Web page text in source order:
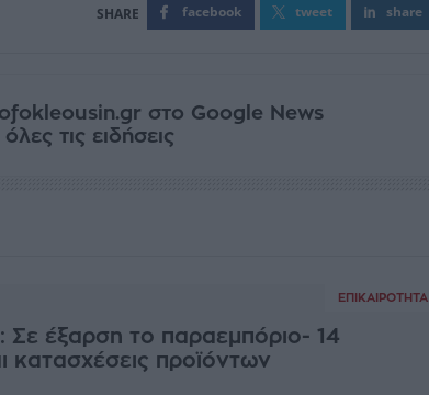
facebook tweet share
στο Google News
τις ειδήσεις
ΕΠΙΚΑΙΡΌΤΗΤΑ
Σε έξαρση το παραεμπόριο- 14
κατασχέσεις προϊόντων